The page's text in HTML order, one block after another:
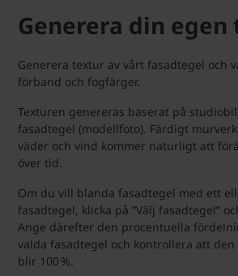
Generera din
Generera textur av vårt fasadtegel och
förband och fogfärger.
Texturen genereras baserat på
fasadtegel (modellfoto). Färdigt
väder och vind kommer naturligt att
över tid.
Om du vill blanda fasadtegel med ett
fasadtegel, klicka på ”Välj fasadtegel”
Ange därefter den procentuella
valda fasadtegel och kontrollera att
blir 100 %.